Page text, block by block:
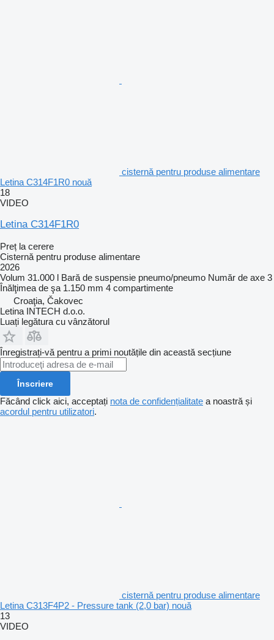
cisternă pentru produse alimentare
Letina C314F1R0 nouă
18
VIDEO
Letina C314F1R0
Preț la cerere
Cisternă pentru produse alimentare
2026
Volum 31.000 l Bară de suspensie pneumo/pneumo Număr de axe 3
Înălţimea de şa 1.150 mm 4 compartimente
Croaţia, Čakovec
Letina INTECH d.o.o.
Luați legătura cu vânzătorul
Înregistrați-vă pentru a primi noutățile din această secțiune
Înscriere
Făcând click aici, acceptați nota de confidențialitate a noastră și
acordul pentru utilizatori.
cisternă pentru produse alimentare
Letina C313F4P2 - Pressure tank (2,0 bar) nouă
13
VIDEO